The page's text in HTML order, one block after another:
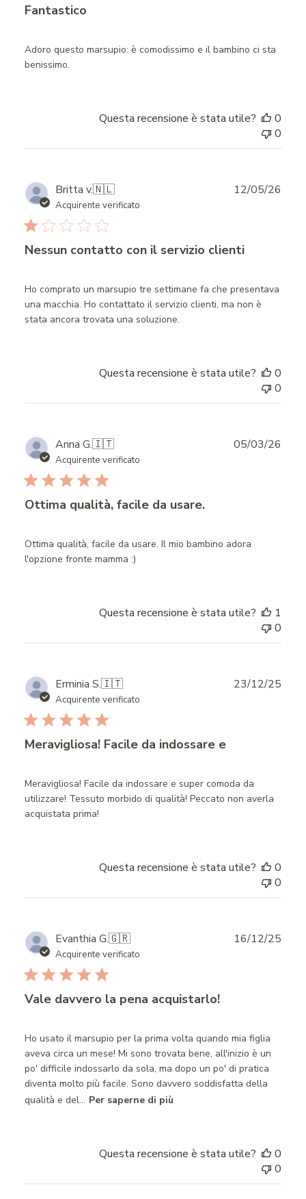
Fantastico
Adoro questo marsupio: è comodissimo e il bambino ci sta
benissimo.
Questa recensione è stata utile?
0
0
Britta v.🇳🇱
Acquirente verificato
Nessun contatto con il servizio clienti
Ho comprato un marsupio tre settimane fa che presentava
una macchia. Ho contattato il servizio clienti, ma non è
stata ancora trovata una soluzione.
12/05/26
Questa recensione è stata utile?
0
0
Anna G.🇮🇹
Acquirente verificato
Ottima qualità, facile da usare.
Ottima qualità, facile da usare. Il mio bambino adora
l'opzione fronte mamma :)
05/03/26
Questa recensione è stata utile?
1
0
Erminia S.🇮🇹
Acquirente verificato
Meravigliosa! Facile da indossare e
Meravigliosa! Facile da indossare e super comoda da
utilizzare! Tessuto morbido di qualità! Peccato non averla
acquistata prima!
23/12/25
Questa recensione è stata utile?
0
0
Evanthia G.🇬🇷
Acquirente verificato
Vale davvero la pena acquistarlo!
Ho usato il marsupio per la prima volta quando mia figlia
aveva circa un mese! Mi sono trovata bene, all'inizio è un
po' difficile indossarlo da sola, ma dopo un po' di pratica
diventa molto più facile. Sono davvero soddisfatta della
qualità e del... Per saperne di più
16/12/25
Questa recensione è stata utile?
0
0